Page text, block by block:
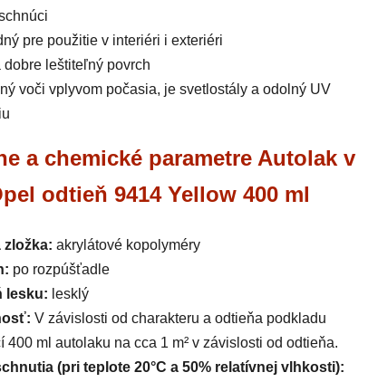
pre použitie v interiéri i exteriéri
dobre leštiteľný povrch
voči vplyvom počasia, je svetlostály a odolný UV
a chemické parametre Autolak v
odtieň 9414 Yellow 400 ml
zložka: akrylátové kopolyméry
po rozpúšťadle
lesku: lesklý
V závislosti od charakteru a odtieňa podkladu
400 ml autolaku na cca 1 m² v závislosti od odtieňa.
(pri teplote 20°C a 50% relatívnej vlhkosti):